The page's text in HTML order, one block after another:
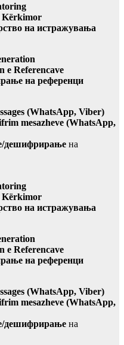
Kërkimor
на истражувања
e Referencave
на референци
(WhatsApp, Viber)
mesazheve (WhatsApp,
дешифрирање на
Kërkimor
на истражувања
e Referencave
на референци
(WhatsApp, Viber)
mesazheve (WhatsApp,
дешифрирање на